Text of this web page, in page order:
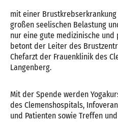
mit einer
großen seelischen Belastung
nur eine gute medizinische und
betont der Leiter des
Chefarzt der Frauenklinik des
Langenberg.
Mit der Spende werden
des Clemenshospitals,
und Patienten sowie Treffen